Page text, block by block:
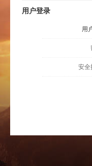
用户登录
用
安全